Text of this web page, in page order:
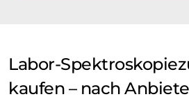
Labor-
kaufen – nach